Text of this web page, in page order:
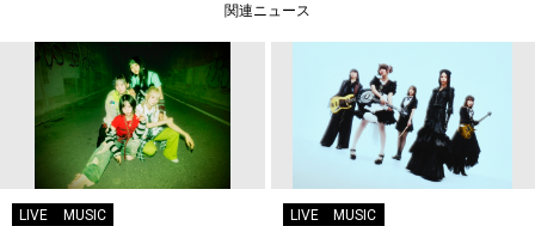
関連ニュース
LIVE MUSIC LIVE MUSIC